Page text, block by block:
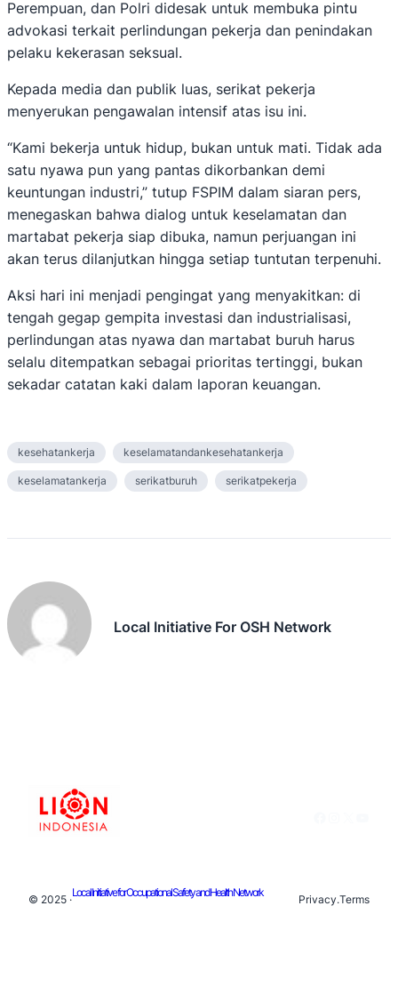
Perempuan, dan Polri didesak untuk membuka pintu
advokasi terkait perlindungan pekerja dan penindakan
pelaku kekerasan seksual.
Kepada media dan publik luas, serikat pekerja
menyerukan pengawalan intensif atas isu ini.
“Kami bekerja untuk hidup, bukan untuk mati. Tidak ada
satu nyawa pun yang pantas dikorbankan demi
keuntungan industri,” tutup FSPIM dalam siaran pers,
menegaskan bahwa dialog untuk keselamatan dan
martabat pekerja siap dibuka, namun perjuangan ini
akan terus dilanjutkan hingga setiap tuntutan terpenuhi.
Aksi hari ini menjadi pengingat yang menyakitkan: di
tengah gegap gempita investasi dan industrialisasi,
perlindungan atas nyawa dan martabat buruh harus
selalu ditempatkan sebagai prioritas tertinggi, bukan
sekadar catatan kaki dalam laporan keuangan.
kesehatankerja keselamatandankesehatankerja
keselamatankerja serikatburuh serikatpekerja
Local Initiative For OSH Network
© 2025 ·
Local Initiative for Occupational Safety and Health Network
Privacy.Terms